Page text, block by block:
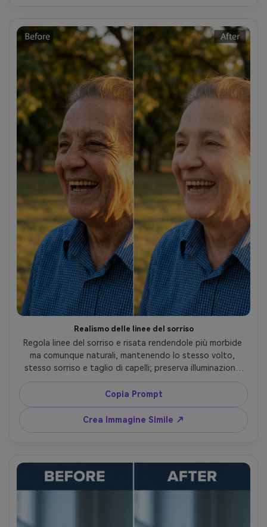
Realismo delle linee del sorriso
Regola linee del sorriso e risata rendendole più morbide
ma comunque naturali, mantenendo lo stesso volto,
stesso sorriso e taglio di capelli; preserva illuminazione
originale e ombre, oltre alla texture dell’abbigliamento
(lavorato a maglia, denim, ecc) così la modifica appare
credibile, preservando la texture del tessuto --ar 4:5
Copia Prompt
Crea Immagine Simile ↗